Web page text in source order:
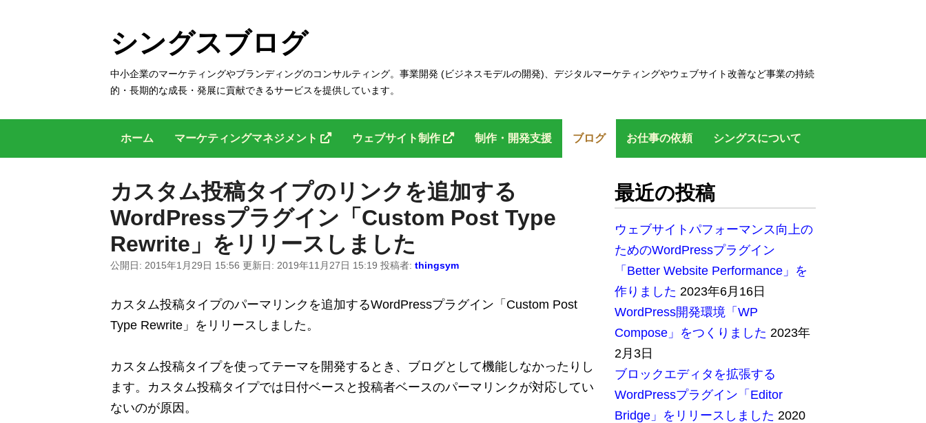
キ
シングスブログ
中小企業のマーケティングやブランディングのコンサルティング。事業開発 (ビジネスモデルの開発)、デジタルマーケティングやウェブサイト改善など事業の持続
的・長期的な成長・発展に貢献できるサービスを提供しています。
ホーム マーケティングマネジメント ウェブサイト制作 制作・開発支援 ブログ お仕事の依頼 シングスについて
カスタム投稿タイプのリンクを追加する
WordPressプラグイン「Custom Post Type
Rewrite」をリリースしました
公開日: 2015年1月29日 15:56 更新日: 2019年11月27日 15:19 投稿者: thingsym
カスタム投稿タイプのパーマリンクを追加するWordPressプラグイン「Custom Post
Type Rewrite」をリリースしました。
カスタム投稿タイプを使ってテーマを開発するとき、ブログとして機能しなかったりし
ます。カスタム投稿タイプでは日付ベースと投稿者ベースのパーマリンクが対応してい
ないのが原因。
最近の投稿
ウェブサイトパフォーマンス向上の
ためのWordPressプラグイン
「Better Website Performance」を
作りました 2023年6月16日
WordPress開発環境「WP
Compose」をつくりました 2023年
2月3日
ブロックエディタを拡張する
WordPressプラグイン「Editor
Bridge」をリリースしました 2020